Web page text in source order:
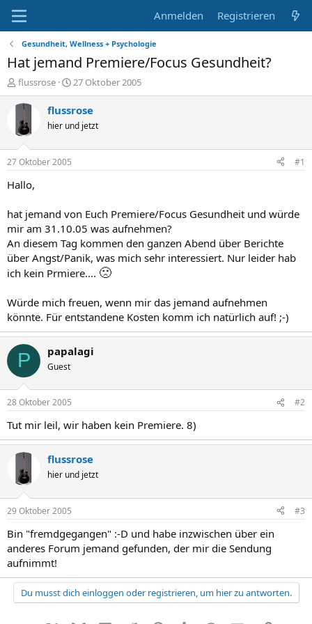
Anmelden Registrieren
Gesundheit, Wellness + Psychologie
Hat jemand Premiere/Focus Gesundheit?
E
r
s
t
e
e
r
flussrose
E
r
s
e
t
27 Oktober 2005
flussrose
hier und jetzt
27 Oktober 2005 #1
Hallo,
hat jemand von Euch Premiere/Focus Gesundheit und würde
mir am 31.10.05 was aufnehmen?
An diesem Tag kommen den ganzen Abend über Berichte
über Angst/Panik, was mich sehr interessiert. Nur leider hab
ich kein Prmiere.... 🙁
Würde mich freuen, wenn mir das jemand aufnehmen
könnte. Für entstandene Kosten komm ich natürlich auf! ;-)
P papalagi
Guest
28 Oktober 2005 #2
Tut mir leil, wir haben kein Premiere. 8)
flussrose
hier und jetzt
29 Oktober 2005 #3
Bin "fremdgegangen" :-D und habe inzwischen über ein
anderes Forum jemand gefunden, der mir die Sendung
aufnimmt!
Du musst dich einloggen oder registrieren, um hier zu antworten.